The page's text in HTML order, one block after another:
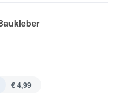
€ 4,99